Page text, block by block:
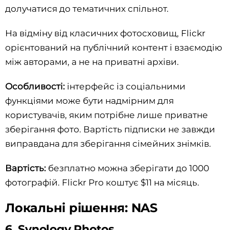
долучатися до тематичних спільнот.
На відміну від класичних фотосховищ, Flickr
орієнтований на публічний контент і взаємодію
між авторами, а не на приватні архіви.
Особливості: інтерфейс із соціальними
функціями може бути надмірним для
користувачів, яким потрібне лише приватне
зберігання фото. Вартість підписки не завжди
виправдана для зберігання сімейних знімків.
Вартість: безплатно можна зберігати до 1000
фотографій. Flickr Pro коштує $11 на місяць.
Локальні рішення: NAS